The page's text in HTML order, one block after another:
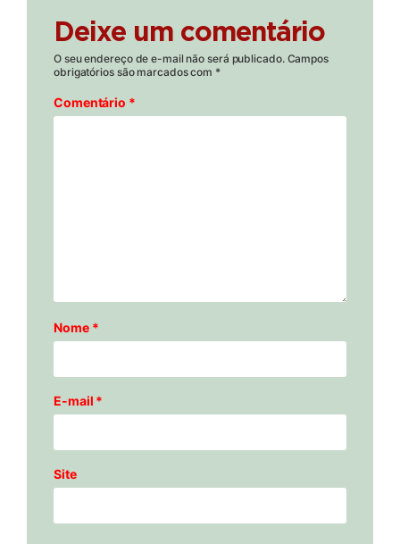
Deixe um comentário
O seu endereço de e-mail não será publicado. Campos
obrigatórios são marcados com *
Comentário *
Nome *
E-mail *
Site